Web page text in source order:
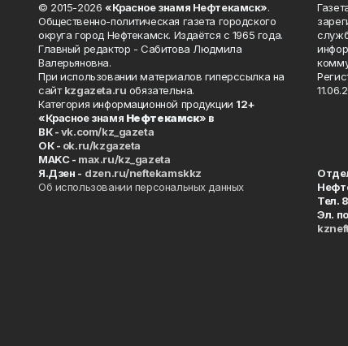
© 2015-2026 «Красное знамя Нефтекамск».
Общественно-политическая газета городского
округа город Нефтекамск. Издаётся с 1965 года.
Главный редактор - Сабитова Людмила
Валерьяновна.
При использовании материалов гиперссылка на
сайтkzgazeta.ru обязательна.
Категория информационной продукции 12+
«Красное знамя Нефтекамск» в
ВК -vk.com/kz_gazeta
ОК - ok.ru/kzgazeta
MAKC - max.ru/kz_gazeta
Я.Дзен - dzen.ru/neftekamskkz
Об использовании персональных данных
Тел.
Эл.